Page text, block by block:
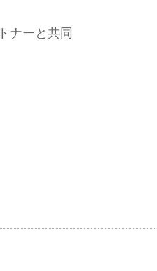
ナーと共同